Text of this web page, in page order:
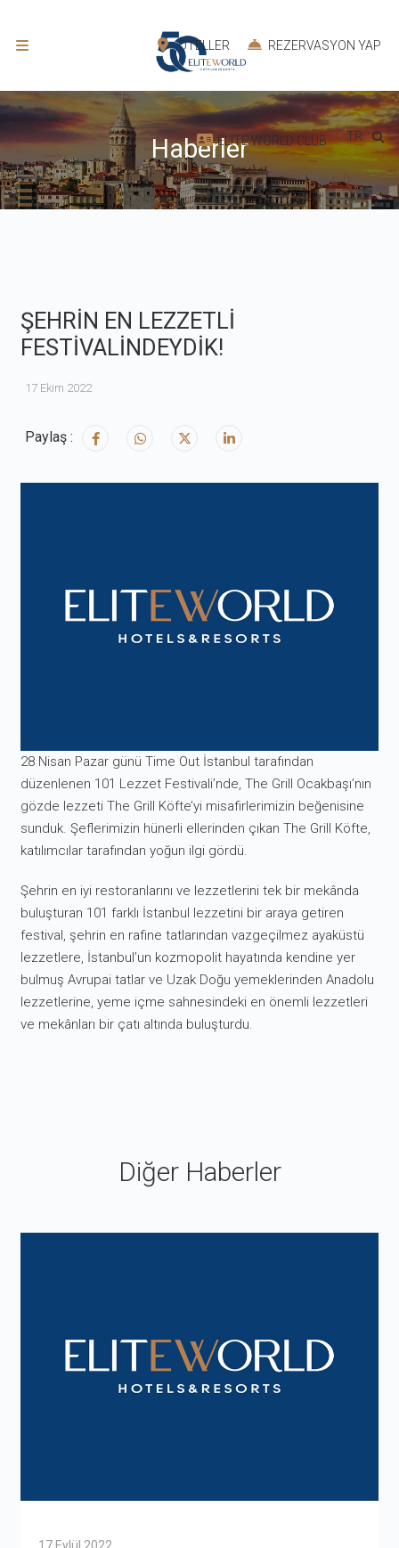
OTELLER REZERVASYON YAP
ELITE WORLD CLUB TR
Haberler
ŞEHRİN EN LEZZETLİ
FESTİVALİNDEYDİK!
17 Ekim 2022
Paylaş :
28 Nisan Pazar günü Time Out İstanbul tarafından
düzenlenen 101 Lezzet Festivali’nde, The Grill Ocakbaşı’nın
gözde lezzeti The Grill Köfte’yi misafirlerimizin beğenisine
sunduk. Şeflerimizin hünerli ellerinden çıkan The Grill Köfte,
katılımcılar tarafından yoğun ilgi gördü.
Şehrin en iyi restoranlarını ve lezzetlerini tek bir mekânda
buluşturan 101 farklı İstanbul lezzetini bir araya getiren
festival, şehrin en rafine tatlarından vazgeçilmez ayaküstü
lezzetlere, İstanbul’un kozmopolit hayatında kendine yer
bulmuş Avrupai tatlar ve Uzak Doğu yemeklerinden Anadolu
lezzetlerine, yeme içme sahnesindeki en önemli lezzetleri
ve mekânları bir çatı altında buluşturdu.
Diğer Haberler